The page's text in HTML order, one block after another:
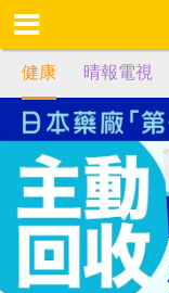
健康 晴報電視